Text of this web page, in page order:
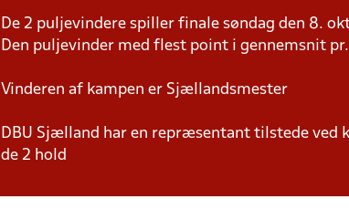
De 2 puljevindere spiller finale søndag den 8.
Den puljevinder med flest point i gennemsnit
Vinderen af kampen er Sjællandsmester
DBU Sjælland har en repræsentant tilstede ved
de 2 hold